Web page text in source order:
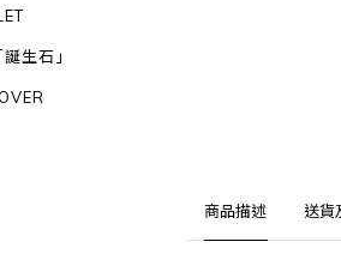
生石」
商品描述 送貨